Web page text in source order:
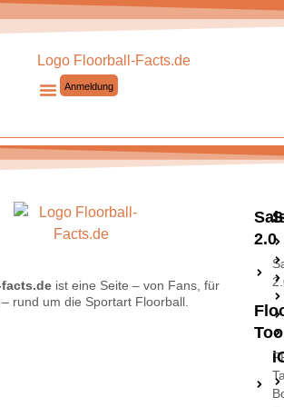
Anmeldung
ist eine Seite – von Fans, für
rund um die Sportart Floorball.
2.0